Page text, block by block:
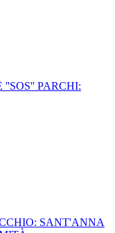
PARCHI:
SANT'ANNA